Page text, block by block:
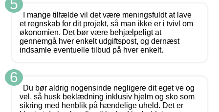
5
I mange tilfælde vil det være meningsfuldt at lave
et regnskab for dit projekt, så man ikke er i tvivl om
økonomien. Det bør være behjælpeligt at
gennemgå hver enkelt udgiftspost, og dernæst
indsamle eventuelle tilbud på hver enkelt.
6
Du bør aldrig nogensinde negligere dit eget ve og
vel, så husk beklædning inklusiv hjelm og sko som
sikring med henblik på hændelige uheld. Det er